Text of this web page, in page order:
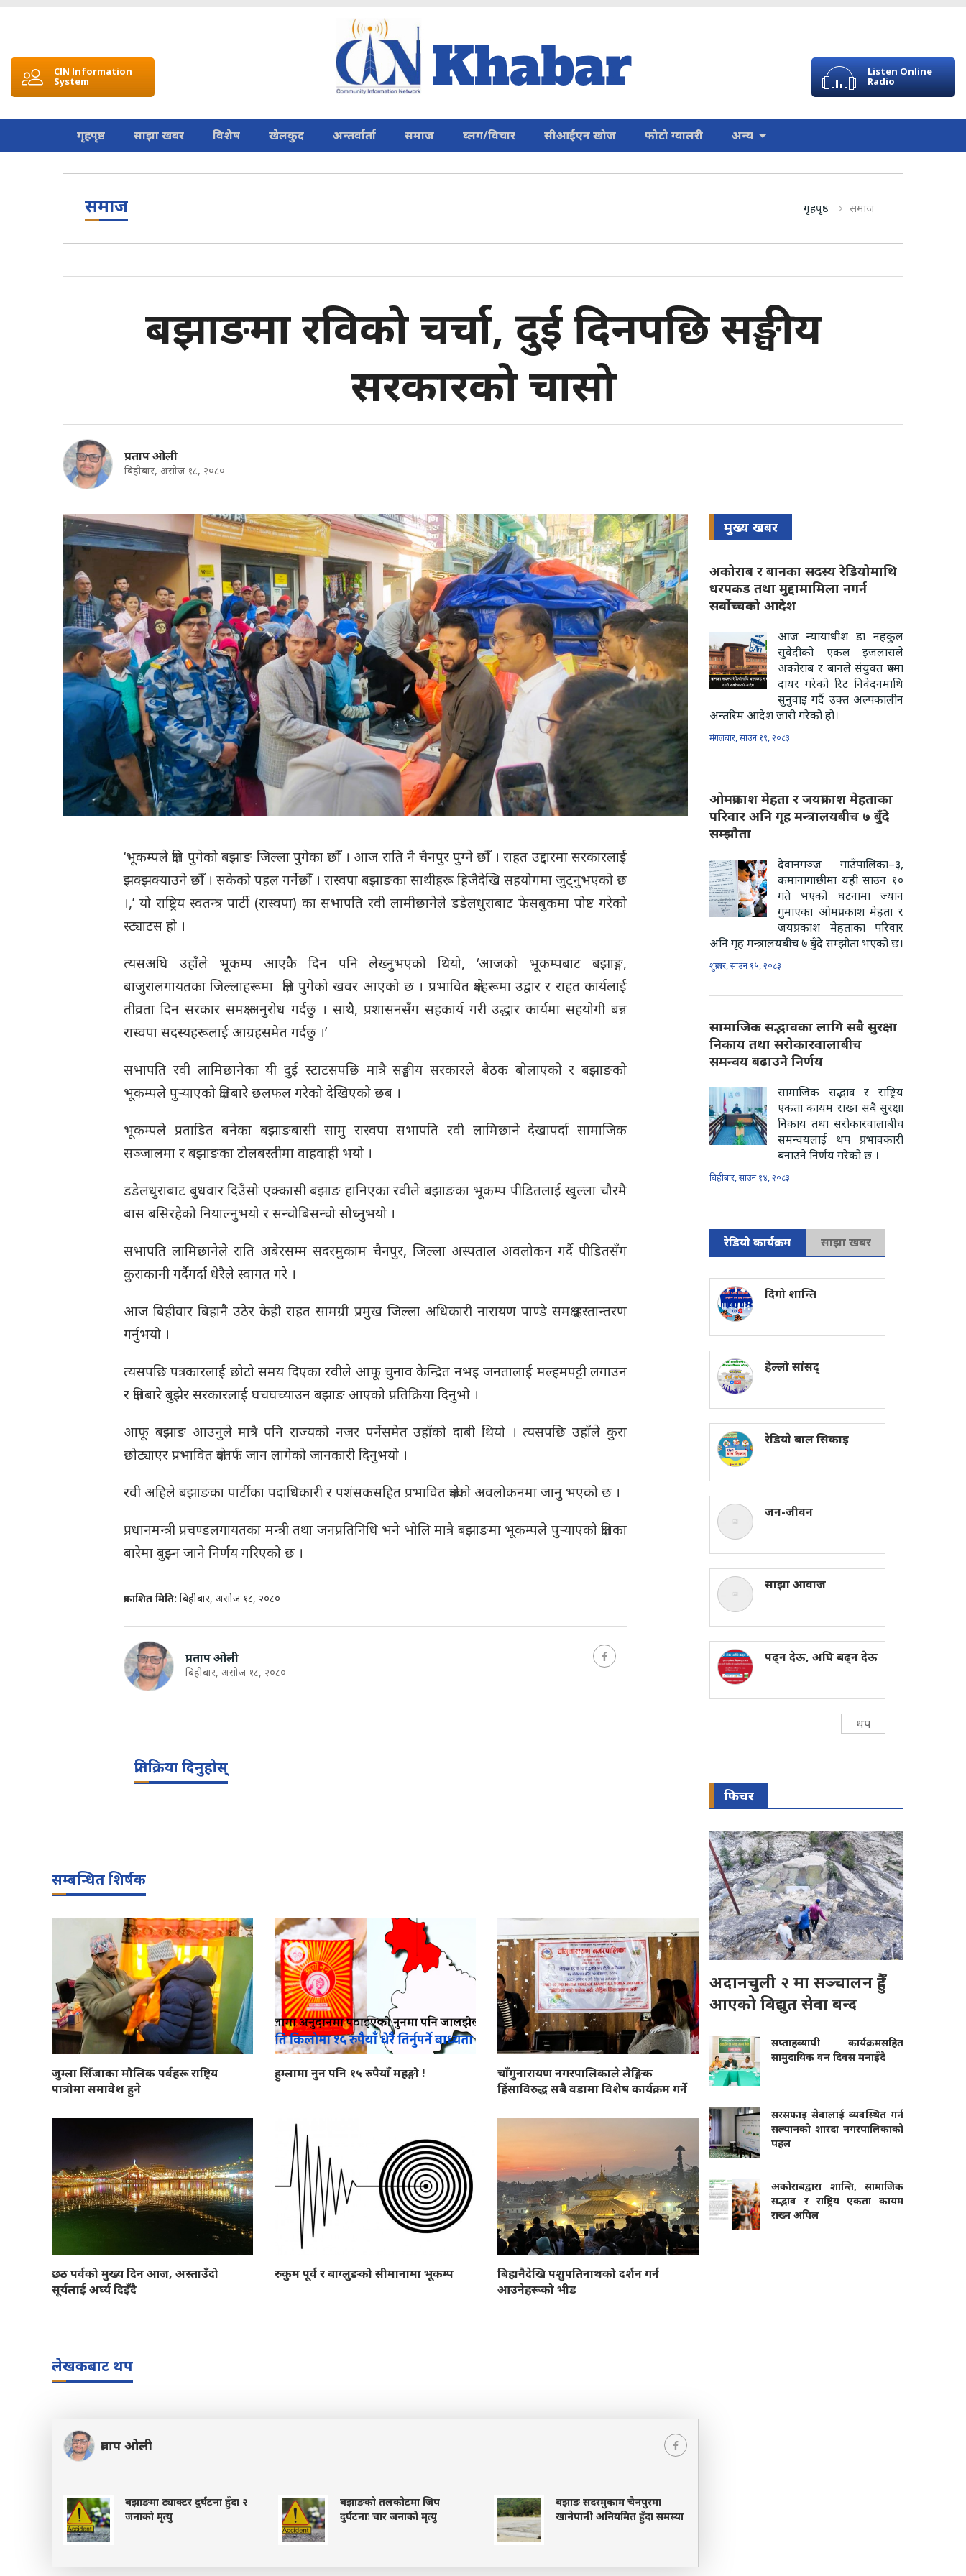
CIN Information
System
Listen Online
Radio
गृहपृष्ठ साझा खबर विशेष खेलकुद अन्तर्वार्ता समाज ब्लग/विचार सीआईएन खोज फोटो ग्यालरी अन्य
समाज गृहपृष्ठ समाज
बझाङमा रविको चर्चा, दुई दिनपछि सङ्घीय
सरकारको चासो
प्रताप ओली
बिहीबार, असोज १८, २०८०
‘भूकम्पले क्षति पुगेको बझाङ जिल्ला पुगेका छौँ । आज राति नै चैनपुर पुग्ने छौँ । राहत उद्दारमा सरकारलाई
झक्झक्याउने छौँ । सकेको पहल गर्नेछौँ । रास्वपा बझाङका साथीहरू हिजैदेखि सहयोगमा जुट्नुभएको छ
।,’ यो राष्ट्रिय स्वतन्त्र पार्टी (रास्वपा) का सभापति रवी लामीछानेले डडेलधुराबाट फेसबुकमा पोष्ट गरेको
स्ट्याटस हो ।
त्यसअघि उहाँले भूकम्प आएकै दिन पनि लेख्नुभएको थियो, ‘आजको भूकम्पबाट बझाङ्ग,
बाजुरालगायतका जिल्लाहरूमा क्षति पुगेको खवर आएको छ । प्रभावित क्षेत्रहरूमा उद्वार र राहत कार्यलाई
तीव्रता दिन सरकार समक्ष अनुरोध गर्दछु । साथै, प्रशासनसँग सहकार्य गरी उद्धार कार्यमा सहयोगी बन्न
रास्वपा सदस्यहरूलाई आग्रहसमेत गर्दछु ।’
सभापति रवी लामिछानेका यी दुई स्टाटसपछि मात्रै सङ्घीय सरकारले बैठक बोलाएको र बझाङको
भूकम्पले पुर्‍याएको क्षतिबारे छलफल गरेको देखिएको छब ।
भूकम्पले प्रताडित बनेका बझाङबासी सामु रास्वपा सभापति रवी लामिछाने देखापर्दा सामाजिक
सञ्जालमा र बझाङका टोलबस्तीमा वाहवाही भयो ।
डडेलधुराबाट बुधवार दिउँसो एक्कासी बझाङ हानिएका रवीले बझाङका भूकम्प पीडितलाई खुल्ला चौरमै
बास बसिरहेको नियाल्नुभयो र सन्चोबिसन्चो सोध्नुभयो ।
सभापति लामिछानेले राति अबेरसम्म सदरमुकाम चैनपुर, जिल्ला अस्पताल अवलोकन गर्दै पीडितसँग
कुराकानी गर्दैगर्दा धेरैले स्वागत गरे ।
आज बिहीवार बिहानै उठेर केही राहत सामग्री प्रमुख जिल्ला अधिकारी नारायण पाण्डे समक्ष हस्तान्तरण
गर्नुभयो ।
त्यसपछि पत्रकारलाई छोटो समय दिएका रवीले आफू चुनाव केन्द्रित नभइ जनतालाई मल्हमपट्टी लगाउन
र क्षतिबारे बुझेर सरकारलाई घचघच्याउन बझाङ आएको प्रतिक्रिया दिनुभो ।
आफू बझाङ आउनुले मात्रै पनि राज्यको नजर पर्नेसमेत उहाँको दाबी थियो । त्यसपछि उहाँले कुरा
छोट्याएर प्रभावित क्षेत्रतर्फ जान लागेको जानकारी दिनुभयो ।
रवी अहिले बझाङका पार्टीका पदाधिकारी र पशंसकसहित प्रभावित क्षेत्रको अवलोकनमा जानु भएको छ ।
प्रधानमन्त्री प्रचण्डलगायतका मन्त्री तथा जनप्रतिनिधि भने भोलि मात्रै बझाङमा भूकम्पले पुर्‍याएको क्षतिका
बारेमा बुझ्न जाने निर्णय गरिएको छ ।
प्रकाशित मिति: बिहीबार, असोज १८, २०८०
प्रताप ओली
बिहीबार, असोज १८, २०८०
प्रतिक्रिया दिनुहोस्
सम्बन्धित शिर्षक
जुम्ला सिँजाका मौलिक पर्वहरू राष्ट्रिय
पात्रोमा समावेश हुने
हुम्लामा नुन पनि १५ रुपैयाँ महङ्गो !
चाँगुनारायण नगरपालिकाले लैङ्गिक
हिंसाविरुद्ध सबै वडामा विशेष कार्यक्रम गर्ने
छठ पर्वको मुख्य दिन आज, अस्ताउँदो
सूर्यलाई अर्घ्य दिइँदै
रुकुम पूर्व र बाग्लुङको सीमानामा भूकम्प
बिहानैदेखि पशुपतिनाथको दर्शन गर्न
आउनेहरूको भीड
लेखकबाट थप
प्रताप ओली
बझाङमा ट्याक्टर दुर्घटना हुँदा २
जनाको मृत्यु
बझाङको तलकोटमा जिप
दुर्घटनाः चार जनाको मृत्यु
बझाङ सदरमुकाम चैनपुरमा
खानेपानी अनियमित हुँदा समस्या
मुख्य खबर
अकोराब र बानका सदस्य रेडियोमाथि
धरपकड तथा मुद्दामामिला नगर्न
सर्वोच्चको आदेश
आज न्यायाधीश डा नहकुल
सुवेदीको एकल इजलासले
अकोराब र बानले संयुक्त रूपमा
दायर गरेको रिट निवेदनमाथि
सुनुवाइ गर्दै उक्त अल्पकालीन
अन्तरिम आदेश जारी गरेको हो।
मंगलबार, साउन १९, २०८३
ओमप्रकाश मेहता र जयप्रकाश मेहताका
परिवार अनि गृह मन्त्रालयबीच ७ बुँदे
सम्झौता
देवानगञ्ज गाउँपालिका–३,
कमानागाछीमा यही साउन १०
गते भएको घटनामा ज्यान
गुमाएका ओमप्रकाश मेहता र
जयप्रकाश मेहताका परिवार
अनि गृह मन्त्रालयबीच ७ बुँदे सम्झौता भएको छ।
शुक्रबार, साउन १५, २०८३
सामाजिक सद्भावका लागि सबै सुरक्षा
निकाय तथा सरोकारवालाबीच
समन्वय बढाउने निर्णय
सामाजिक सद्भाव र राष्ट्रिय
एकता कायम राख्न सबै सुरक्षा
निकाय तथा सरोकारवालाबीच
समन्वयलाई थप प्रभावकारी
बनाउने निर्णय गरेको छ ।
बिहीबार, साउन १४, २०८३
रेडियो कार्यक्रम साझा खबर
दिगो शान्ति
हेल्लो सांसद्
रेडियाे बाल सिकाइ
जन-जीवन
साझा आवाज
पढ्न देऊ, अघि बढ्न देऊ
थप
फिचर
अदानचुली २ मा सञ्चालन हुँदै
आएको विद्युत सेवा बन्द
सप्ताहव्यापी कार्यक्रमसहित
सामुदायिक वन दिवस मनाइँदै
सरसफाइ सेवालाई व्यवस्थित गर्न
सल्यानको शारदा नगरपालिकाको
पहल
अकोराबद्वारा शान्ति, सामाजिक
सद्भाव र राष्ट्रिय एकता कायम
राख्न अपिल